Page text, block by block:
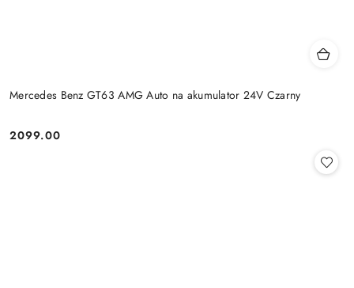
Mercedes Benz GT63 AMG Auto na akumulator 24V Czarny
Cena:
2099.00